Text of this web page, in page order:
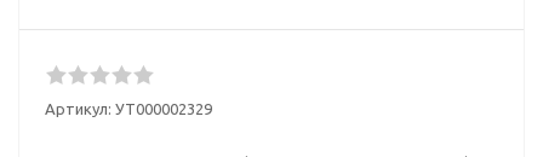
Артикул: УТ000002329